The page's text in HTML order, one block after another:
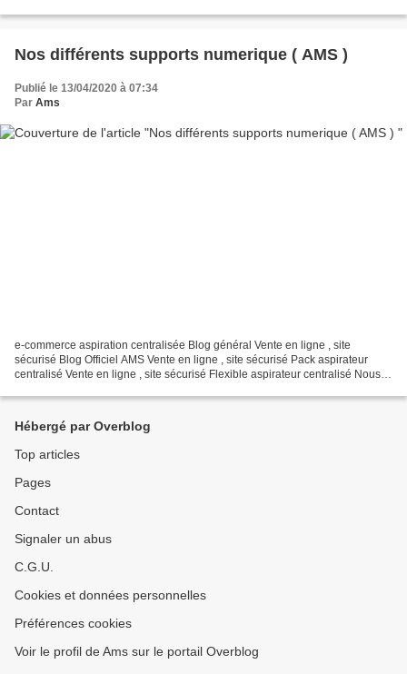
Nos différents supports numerique ( AMS )
Publié le 13/04/2020 à 07:34
Par Ams
e-commerce aspiration centralisée Blog général Vente en ligne , site
sécurisé Blog Officiel AMS Vente en ligne , site sécurisé Pack aspirateur
centralisé Vente en ligne , site sécurisé Flexible aspirateur centralisé Nous
Hébergé par Overblog
Top articles
Pages
Contact
Signaler un abus
C.G.U.
Cookies et données personnelles
Préférences cookies
Voir le profil de Ams sur le portail Overblog